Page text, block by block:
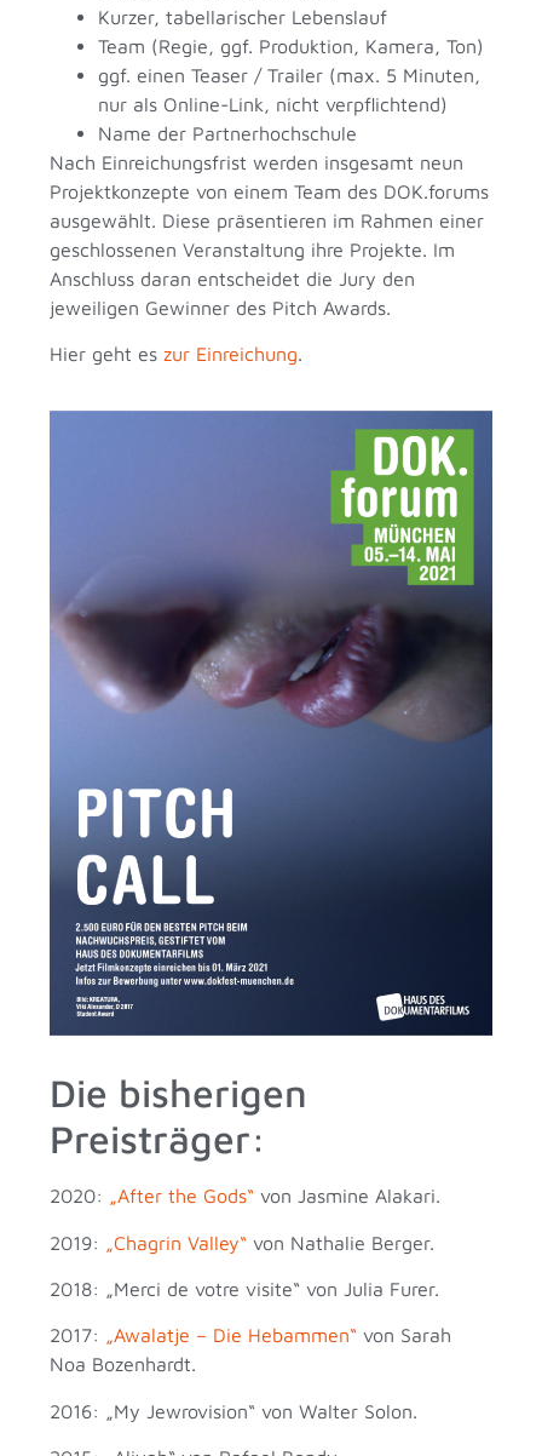
Kurzer, tabellarischer Lebenslauf
Team (Regie, ggf. Produktion, Kamera, Ton)
ggf. einen Teaser / Trailer (max. 5 Minuten,
nur als Online-Link, nicht verpflichtend)
Name der Partnerhochschule
Nach Einreichungsfrist werden insgesamt neun
Projektkonzepte von einem Team des DOK.forums
ausgewählt. Diese präsentieren im Rahmen einer
geschlossenen Veranstaltung ihre Projekte. Im
Anschluss daran entscheidet die Jury den
jeweiligen Gewinner des Pitch Awards.
Hier geht eszur Einreichung.
Die bisherigen
Preisträger:
2020: „After the Gods“ von Jasmine Alakari.
2019: „Chagrin Valley“ von Nathalie Berger.
2018: „Merci de votre visite“ von Julia Furer.
2017: „Awalatje – Die Hebammen“ von Sarah
Noa Bozenhardt.
2016: „My Jewrovision“ von Walter Solon.